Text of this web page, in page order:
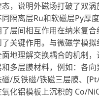
，说明外磁场打破了双
隔离层Ru和软磁层Py厚
层间相互作用在纳米复
关键作用。与微磁学模拟
理解交换耦合的机制，
多层膜材料，例如：各
磁/反铁磁/铁磁三层膜、
化铝模板上沉积的 Co/